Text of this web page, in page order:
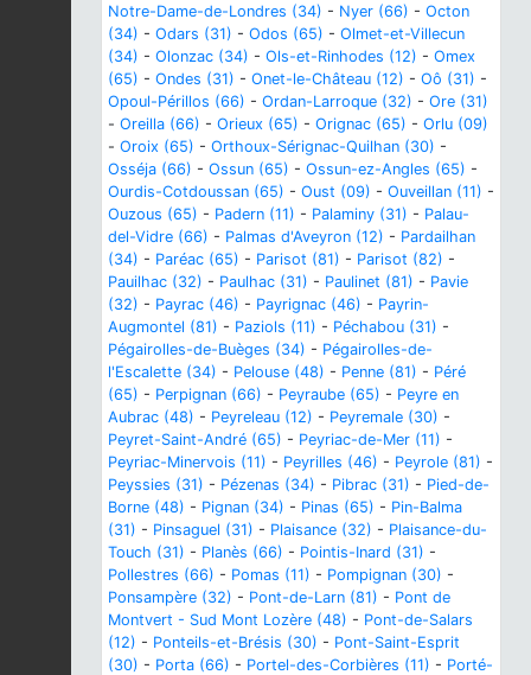
Notre-Dame-de-Londres (34) - Nyer (66) - Octon
(34) - Odars (31) - Odos (65) - Olmet-et-Villecun
(34) - Olonzac (34) - Ols-et-Rinhodes (12) - Omex
(65) - Ondes (31) - Onet-le-Château (12) - Oô (31) -
Opoul-Périllos (66) - Ordan-Larroque (32) - Ore (31)
- Oreilla (66) - Orieux (65) - Orignac (65) - Orlu (09)
- Oroix (65) - Orthoux-Sérignac-Quilhan (30) -
Osséja (66) - Ossun (65) - Ossun-ez-Angles (65) -
Ourdis-Cotdoussan (65) - Oust (09) - Ouveillan (11) -
Ouzous (65) - Padern (11) - Palaminy (31) - Palau-
del-Vidre (66) - Palmas d'Aveyron (12) - Pardailhan
(34) - Paréac (65) - Parisot (81) - Parisot (82) -
Pauilhac (32) - Paulhac (31) - Paulinet (81) - Pavie
(32) - Payrac (46) - Payrignac (46) - Payrin-
Augmontel (81) - Paziols (11) - Péchabou (31) -
Pégairolles-de-Buèges (34) - Pégairolles-de-
l'Escalette (34) - Pelouse (48) - Penne (81) - Péré
(65) - Perpignan (66) - Peyraube (65) - Peyre en
Aubrac (48) - Peyreleau (12) - Peyremale (30) -
Peyret-Saint-André (65) - Peyriac-de-Mer (11) -
Peyriac-Minervois (11) - Peyrilles (46) - Peyrole (81) -
Peyssies (31) - Pézenas (34) - Pibrac (31) - Pied-de-
Borne (48) - Pignan (34) - Pinas (65) - Pin-Balma
(31) - Pinsaguel (31) - Plaisance (32) - Plaisance-du-
Touch (31) - Planès (66) - Pointis-Inard (31) -
Pollestres (66) - Pomas (11) - Pompignan (30) -
Ponsampère (32) - Pont-de-Larn (81) - Pont de
Montvert - Sud Mont Lozère (48) - Pont-de-Salars
(12) - Ponteils-et-Brésis (30) - Pont-Saint-Esprit
(30) - Porta (66) - Portel-des-Corbières (11) - Porté-